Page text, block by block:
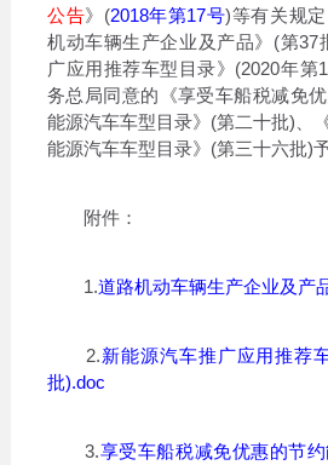
公告》(2018年第17号)等有关规
机动车辆生产企业及产品》(第37
广应用推荐车型目录》(2020年第
务总局同意的《享受车船税减免
能源汽车车型目录》(第二十批)、
能源汽车车型目录》(第三十六批)
附件：
1.道路机动车辆生产企业及产
2.新能源汽车推广应用推荐
批).doc
3.享受车船税减免优惠的节